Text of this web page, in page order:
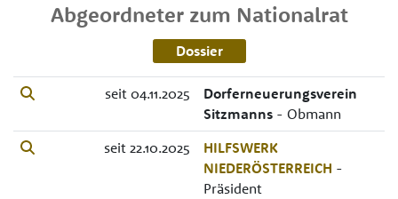
Abgeordneter zum Nationalrat
Dossier
seit 04.11.2025
Dorferneuerungsverein
Sitzmanns- Obmann
seit 22.10.2025
HILFSWERK
NIEDERÖSTERREICH -
Präsident